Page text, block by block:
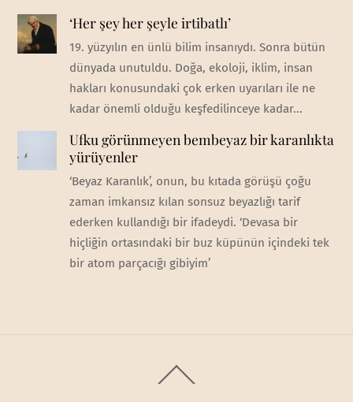
‘Her şey her şeyle irtibatlı’
19. yüzyılın en ünlü bilim insanıydı. Sonra bütün
dünyada unutuldu. Doğa, ekoloji, iklim, insan
hakları konusundaki çok erken uyarıları ile ne
kadar önemli olduğu keşfedilinceye kadar...
Ufku görünmeyen bembeyaz bir karanlıkta
yürüyenler
‘Beyaz Karanlık’, onun, bu kıtada görüşü çoğu
zaman imkansız kılan sonsuz beyazlığı tarif
ederken kullandığı bir ifadeydi. ‘Devasa bir
hiçliğin ortasındaki bir buz küpünün içindeki tek
bir atom parçacığı gibiyim’
To